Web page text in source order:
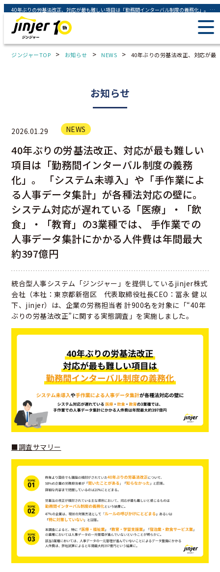
40年ぶりの労基法改正、対応が最も難しい項目は「勤務間インターバル制度の義務化」。 「システム未導入」や「手作業による人事データ集計」が各種法対応の壁に。 システム対応が遅れている「医療」・「飲食」・「教育」の3業種では、 手作業での人事データ集計にかかる人件費は年間最大約397億円 - ジンジャー（jinjer）｜統合型人事システム
ジンジャーTOP > お知らせ > NEWS > 40年ぶりの労基法改正、対応が最
お知らせ
2026.01.29 NEWS
40年ぶりの労基法改正、対応が最も難しい
項目は「勤務間インターバル制度の義務
化」。 「システム未導入」や「手作業によ
る人事データ集計」が各種法対応の壁に。
システム対応が遅れている「医療」・「飲
食」・「教育」の3業種では、 手作業での
人事データ集計にかかる人件費は年間最大
約397億円
統合型人事システム「ジンジャー」を提供しているjinjer株式
会社（本社：東京都新宿区 代表取締役社長CEO：冨永 健 以
下、jinjer）は、企業の労務担当者 計900名を対象に「“40年
ぶりの労基法改正”に関する実態調査」を実施しました。
■調査サマリー